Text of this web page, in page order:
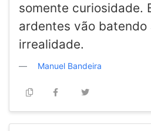
somente curiosidade.
ardentes vão batendo
irrealidade.
Manuel Bandeira